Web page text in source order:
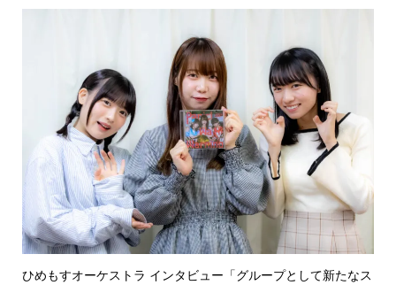
ひめもすオーケストラ インタビュー「グループとして新たなス